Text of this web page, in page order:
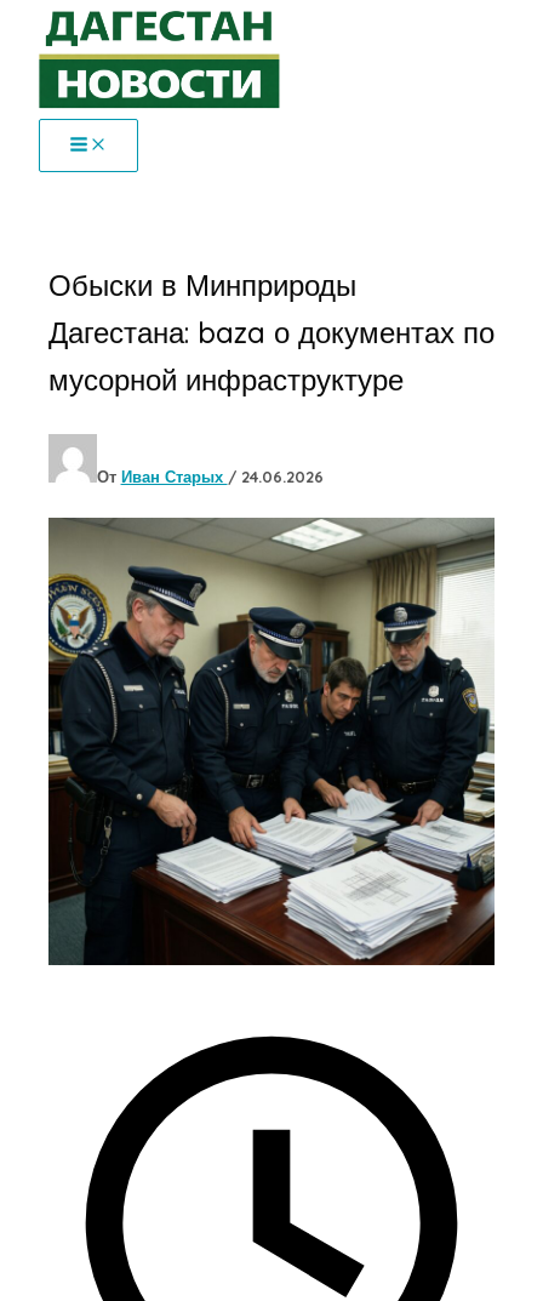
Перейти
содержимому
Обыски в Минприроды
Дагестана: baza о документах по
мусорной инфраструктуре
От Иван Старых / 24.06.2026